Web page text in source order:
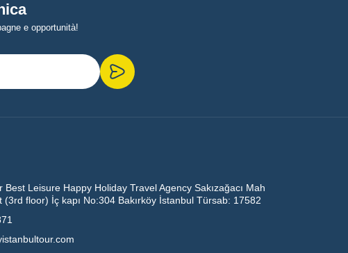
e opportunità!
Best Leisure Happy Holiday Travel Agency Sakızağacı Mah
floor) İç kapı No:304 Bakırköy İstanbul Türsab: 17582